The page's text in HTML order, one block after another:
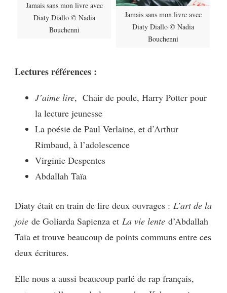
Jamais sans mon livre avec
Diaty Diallo © Nadia
Bouchenni
Jamais sans mon livre avec
Diaty Diallo © Nadia
Bouchenni
Lectures références :
J’aime lire, Chair de poule, Harry Potter pour
la lecture jeunesse
La poésie de Paul Verlaine, et d’Arthur
Rimbaud, à l’adolescence
Virginie Despentes
Abdallah Taïa
Diaty était en train de lire deux ouvrages : L’art de la
joie de Goliarda Sapienza et La vie lente d’Abdallah
Taïa et trouve beaucoup de points communs entre ces
deux écritures.
Elle nous a aussi beaucoup parlé de rap français,